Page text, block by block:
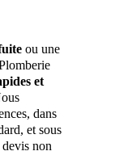
ou une
et
dans
et sous
devis non